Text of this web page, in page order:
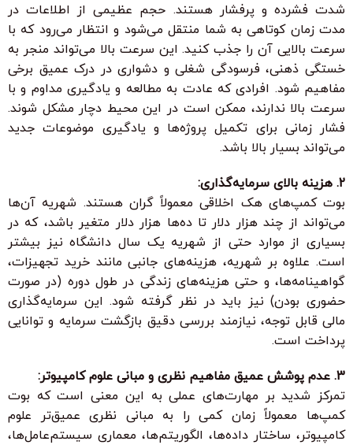
شدت فشرده و پرفشار هستند. حجم عظیمی از اطلاعات در
مدت زمان کوتاهی به شما منتقل می‌شود و انتظار می‌رود که با
سرعت بالایی آن را جذب کنید. این سرعت بالا می‌تواند منجر به
خستگی ذهنی، فرسودگی شغلی و دشواری در درک عمیق برخی
مفاهیم شود. افرادی که عادت به مطالعه و یادگیری مداوم و با
سرعت بالا ندارند، ممکن است در این محیط دچار مشکل شوند.
فشار زمانی برای تکمیل پروژه‌ها و یادگیری موضوعات جدید
می‌تواند بسیار بالا باشد.
2. هزینه بالای سرمایه‌گذاری:
بوت کمپ‌های هک اخلاقی معمولاً گران هستند. شهریه آن‌ها
می‌تواند از چند هزار دلار تا ده‌ها هزار دلار متغیر باشد، که در
بسیاری از موارد حتی از شهریه یک سال دانشگاه نیز بیشتر
است. علاوه بر شهریه، هزینه‌های جانبی مانند خرید تجهیزات،
گواهینامه‌ها، و حتی هزینه‌های زندگی در طول دوره (در صورت
حضوری بودن) نیز باید در نظر گرفته شود. این سرمایه‌گذاری
مالی قابل توجه، نیازمند بررسی دقیق بازگشت سرمایه و توانایی
پرداخت است.
3. عدم پوشش عمیق مفاهیم نظری و مبانی علوم کامپیوتر:
تمرکز شدید بر مهارت‌های عملی به این معنی است که بوت
کمپ‌ها معمولاً زمان کمی را به مبانی نظری عمیق‌تر علوم
کامپیوتر، ساختار داده‌ها، الگوریتم‌ها، معماری سیستم‌عامل‌ها،